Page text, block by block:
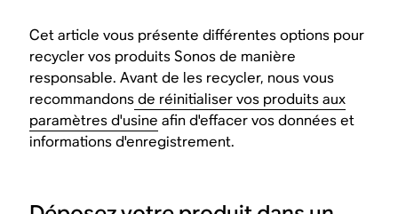
Cet article vous présente différentes options pour
recycler vos produits Sonos de manière
responsable. Avant de les recycler, nous vous
recommandonsde réinitialiser vos produits aux
paramètres d'usine afin d'effacer vos données et
informations d'enregistrement.